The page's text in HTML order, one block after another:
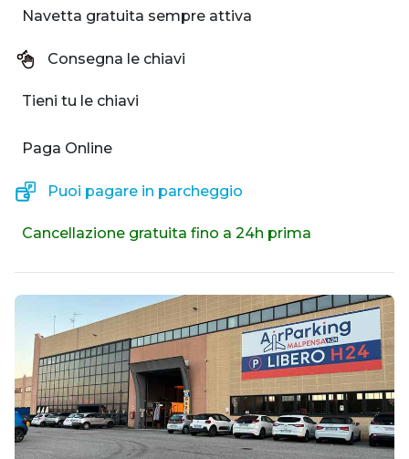
Navetta gratuita sempre attiva
Consegna le chiavi
Tieni tu le chiavi
Paga Online
Puoi pagare in parcheggio
Cancellazione gratuita fino a 24h prima